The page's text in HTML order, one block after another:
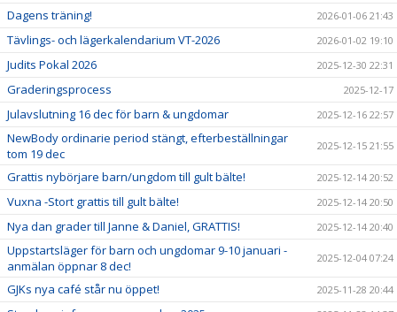
Dagens träning! 2026-01-06 21:43
Tävlings- och lägerkalendarium VT-2026 2026-01-02 19:10
Judits Pokal 2026 2025-12-30 22:31
Graderingsprocess 2025-12-17
Julavslutning 16 dec för barn & ungdomar 2025-12-16 22:57
NewBody ordinarie period stängt, efterbeställningar
tom 19 dec
2025-12-15 21:55
Grattis nybörjare barn/ungdom till gult bälte! 2025-12-14 20:52
Vuxna -Stort grattis till gult bälte! 2025-12-14 20:50
Nya dan grader till Janne & Daniel, GRATTIS! 2025-12-14 20:40
Uppstartsläger för barn och ungdomar 9-10 januari -
anmälan öppnar 8 dec!
2025-12-04 07:24
GJKs nya café står nu öppet! 2025-11-28 20:44